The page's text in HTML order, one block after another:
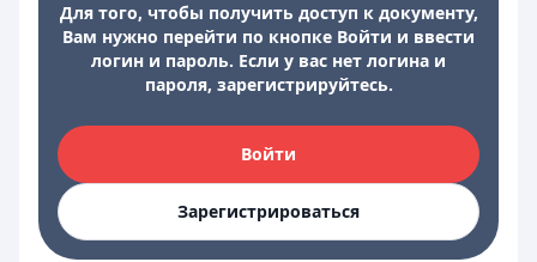
Для того, чтобы получить доступ к документу,
Вам нужно перейти по кнопке Войти и ввести
логин и пароль. Если у вас нет логина и
пароля, зарегистрируйтесь.
Войти
Зарегистрироваться